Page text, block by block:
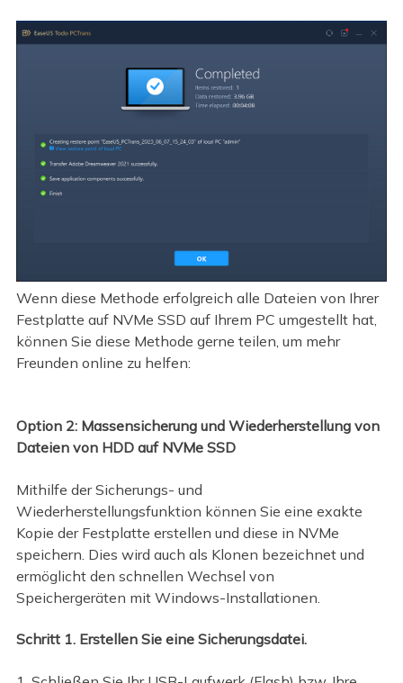
Wenn diese Methode erfolgreich alle Dateien von Ihrer
Festplatte auf NVMe SSD auf Ihrem PC umgestellt hat,
können Sie diese Methode gerne teilen, um mehr
Freunden online zu helfen:
Option 2: Massensicherung und Wiederherstellung von
Dateien von HDD auf NVMe SSD
Mithilfe der Sicherungs- und
Wiederherstellungsfunktion können Sie eine exakte
Kopie der Festplatte erstellen und diese in NVMe
speichern. Dies wird auch als Klonen bezeichnet und
ermöglicht den schnellen Wechsel von
Speichergeräten mit Windows-Installationen.
Schritt 1. Erstellen Sie eine Sicherungsdatei.